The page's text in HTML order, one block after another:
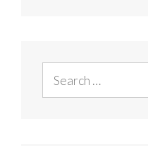
for: